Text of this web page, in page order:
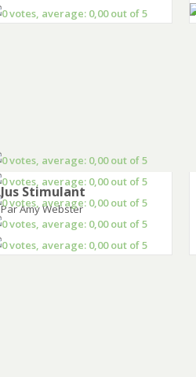
Jus Stimulant
Par Amy Webster